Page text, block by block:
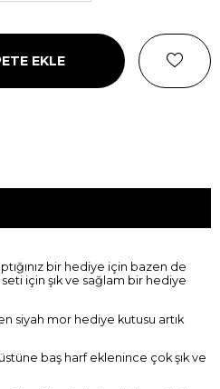
bir hediye için bazen de
için şık ve sağlam bir hediye
siyah mor hediye kutusu artık
baş harf eklenince çok şık ve